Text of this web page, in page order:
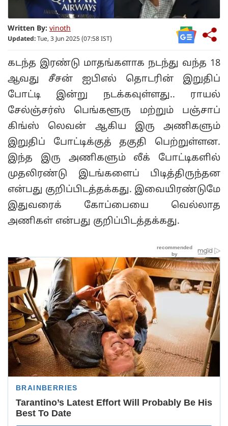
Written By: vinoth
Updated: Tue, 3 Jun 2025 (07:58 IST)
கடந்த இரண்டு மாதங்களாக நடந்து வந்த 18
ஆவது சீசன் ஐபிஎல் தொடரின் இறுதிப்
போட்டி இன்று நடக்கவுள்ளது.. ராயல்
சேல்ஞ்சர்ஸ் பெங்களூரு மற்றும் பஞ்சாப்
கிங்ஸ் லெவன் ஆகிய இரு அணிகளும்
இறுதிப் போட்டிக்குத் தகுதி பெற்றுள்ளன.
இந்த இரு அணிகளும் லீக் போட்டிகளில்
முதலிரண்டு இடங்களைப் பிடித்திருந்தன
என்பது குறிப்பிடத்தக்கது. இவையிரண்டுமே
இதுவரைக் கோப்பையை வெல்லாத
அணிகள் என்பது குறிப்பிடத்தக்கது.